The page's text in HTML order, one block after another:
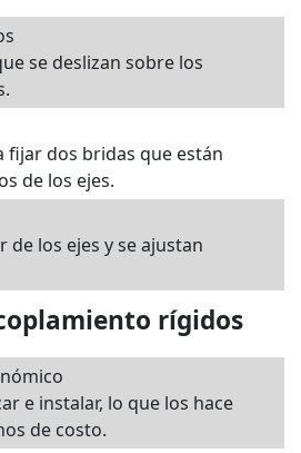
se deslizan sobre los
fijar dos bridas que están
de los ejes.
de los ejes y se ajustan
rígidos
e instalar, lo que los hace
de costo.